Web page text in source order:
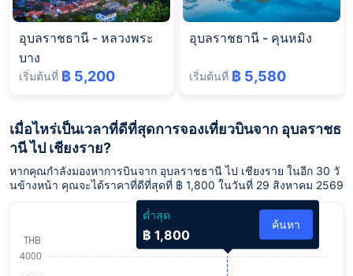
อุบลราชธานี - หลวงพระ
บาง
เริ่มต้นที่ ฿ 5,200
อุบลราชธานี - คุนหมิง
เริ่มต้นที่ ฿ 5,580
เมื่อไหร่เป็นเวลาที่ดีที่สุดการจองเที่ยวบินจาก อุบลราชธ
านี ไป เชียงราย?
หากคุณกำลังมองหาการบินจาก อุบลราชธานี ไป เชียงราย ในอีก 30 วั
นข้างหน้า คุณจะได้ราคาที่ดีที่สุดที่ ฿ 1,800 ในวันที่ 29 สิงหาคม 2569
ต่ำสุด
฿ 1,800
ค้นหา